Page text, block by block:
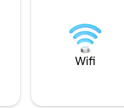
Wifi